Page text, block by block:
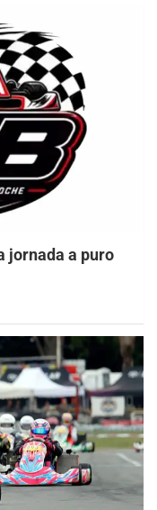
jornada a puro